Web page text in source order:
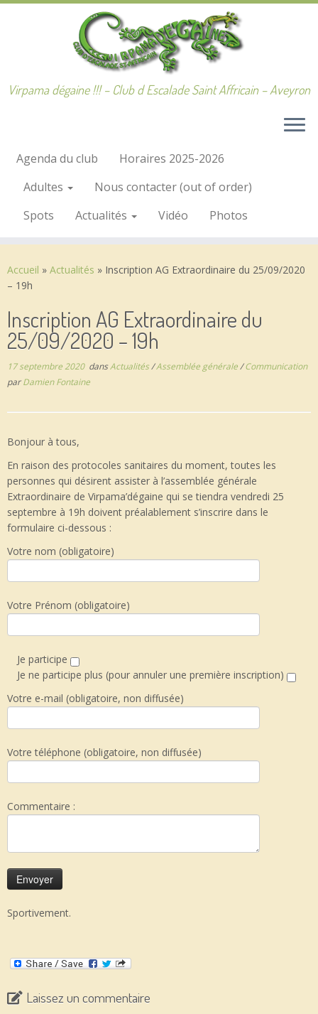
Passer
Virpama dégaine !!! – Club d Escalade Saint Affricain – Aveyron
Agenda du club
Horaires 2025-2026
Adultes
Nous contacter (out of order)
Spots
Actualités Vidéo Photos
Accueil » Actualités » Inscription AG Extraordinaire du 25/09/2020
– 19h
Inscription AG Extraordinaire du
25/09/2020 – 19h
17 septembre 2020dansActualités/Assemblée générale/Communication
parDamien Fontaine
Bonjour à tous,
En raison des protocoles sanitaires du moment, toutes les
personnes qui désirent assister à l’assemblée générale
Extraordinaire de Virpama’dégaine qui se tiendra vendredi 25
septembre à 19h doivent préalablement s’inscrire dans le
formulaire ci-dessous :
Votre nom (obligatoire)
Votre Prénom (obligatoire)
Je participe
Je ne participe plus (pour annuler une première inscription)
Votre e-mail (obligatoire, non diffusée)
Votre téléphone (obligatoire, non diffusée)
Commentaire :
Sportivement.
Laissez un commentaire